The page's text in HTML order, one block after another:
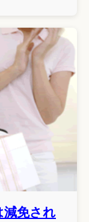
減免され